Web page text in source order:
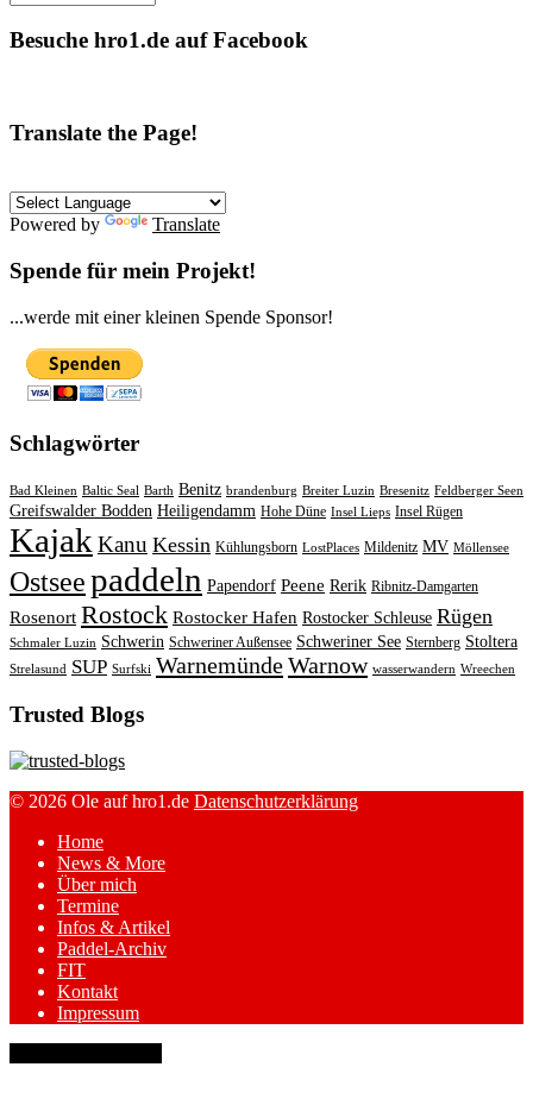
Besuche hro1.de auf Facebook
Translate the Page!
Powered by Translate
Spende für mein Projekt!
...werde mit einer kleinen Spende Sponsor!
Schlagwörter
Bad Kleinen Baltic Seal Barth Benitz brandenburg Breiter Luzin Bresenitz Feldberger Seen
Greifswalder Bodden Heiligendamm Hohe Düne Insel Lieps Insel Rügen
Kajak Kanu Kessin Kühlungsborn LostPlaces Mildenitz MV Möllensee
Ostseepaddeln Papendorf Peene Rerik Ribnitz-Damgarten
Rosenort Rostock Rostocker Hafen Rostocker Schleuse Rügen
Schmaler Luzin Schwerin Schweriner Außensee Schweriner See Sternberg Stoltera
Strelasund SUP Surfski WarnemündeWarnow wasserwandern Wreechen
Trusted Blogs
© 2026 Ole auf hro1.de Datenschutzerklärung
Home
News & More
Über mich
Termine
Infos & Artikel
Paddel-Archiv
FIT
Kontakt
Impressum